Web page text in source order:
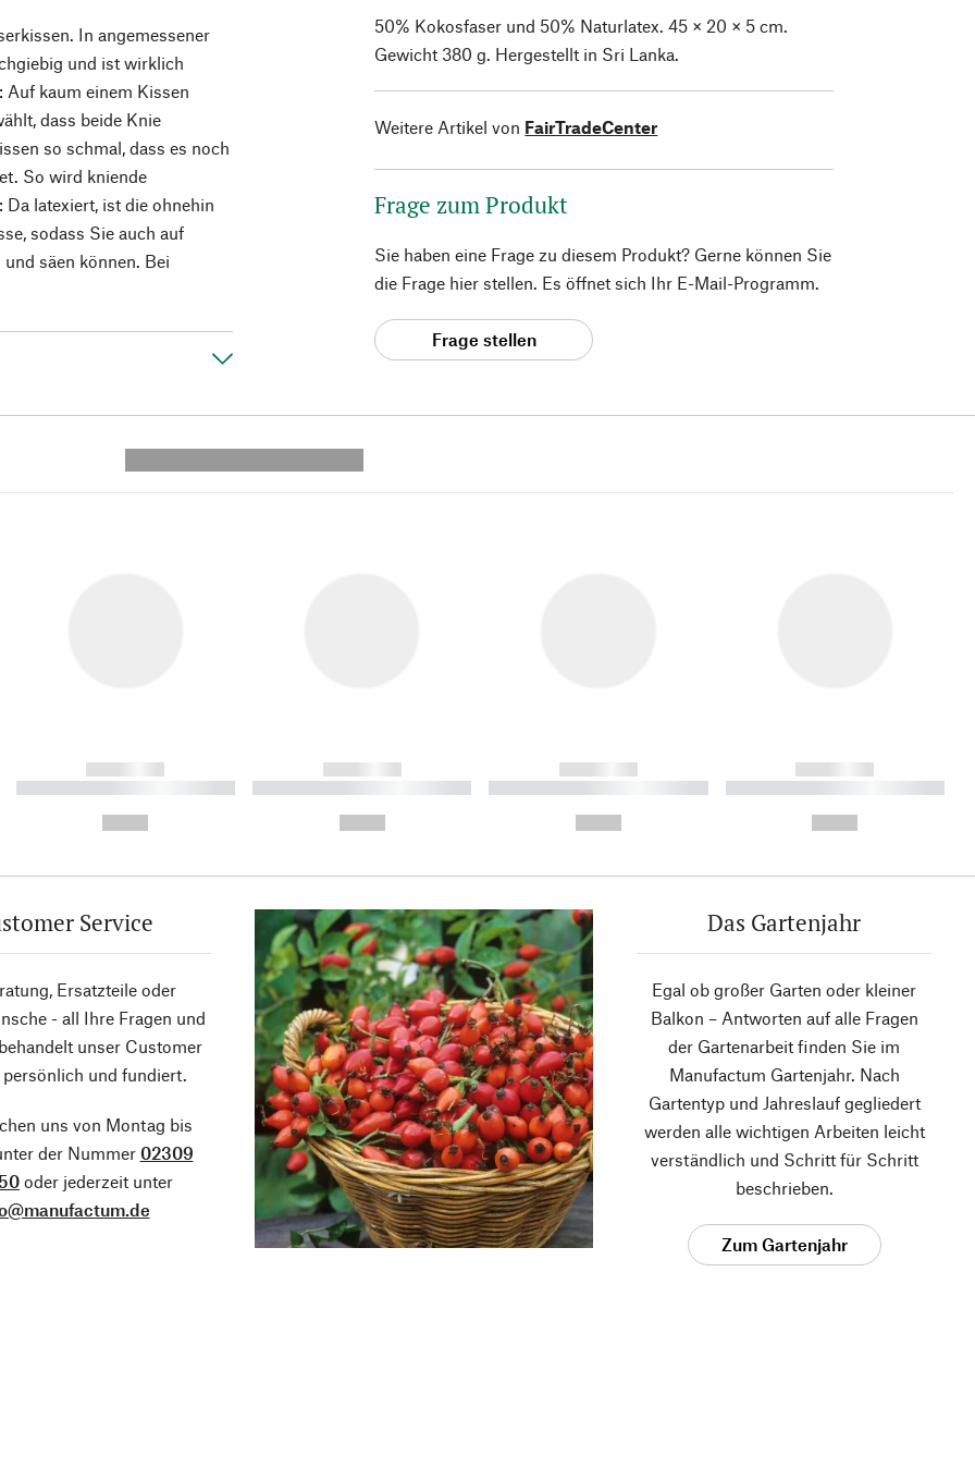
In angemessener
und ist wirklich
kaum einem Kissen
dass beide Knie
so schmal, dass es noch
So wird kniende
latexiert, ist die ohnehin
sodass Sie auch auf
säen können. Bei
50% Kokosfaser und 50% Naturlatex. 45 × 20 × 5 cm.
Gewicht 380 g. Hergestellt in Sri Lanka.
Weitere Artikel von FairTradeCenter
Frage zum Produkt
Sie haben eine Frage zu diesem Produkt? Gerne können Sie
die Frage hier stellen. Es öffnet sich Ihr E-Mail-Programm.
Frage stellen
------------
----------- ----------- ----------
------------
----------- ----------- ----------
------------
----------- ----------- ----------
------------
----------- ----------- ----------
Service
Ersatzteile oder
- all Ihre Fragen und
unser Customer
und fundiert.
uns von Montag bis
der Nummer 02309
oder jederzeit unter
Das Gartenjahr
Egal ob großer Garten oder kleiner
Balkon – Antworten auf alle Fragen
der Gartenarbeit finden Sie im
Manufactum Gartenjahr. Nach
Gartentyp und Jahreslauf gegliedert
werden alle wichtigen Arbeiten leicht
verständlich und Schritt für Schritt
beschrieben.
Zum Gartenjahr